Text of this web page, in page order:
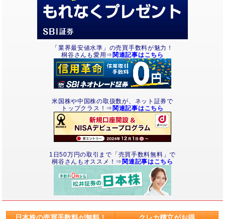
「業界最安値水準」の売買手数料が魅力！
桐谷さんも愛用⇒ 関連記事はこちら
米国株や中国株の取扱数が、ネット証券で
トップクラス！⇒ 関連記事はこちら
1日50万円の取引まで「売買手数料無料」で
桐谷さんもオススメ！⇒ 関連記事はこちら
日本株の売買手数料が無料！ クレカ積立がお得